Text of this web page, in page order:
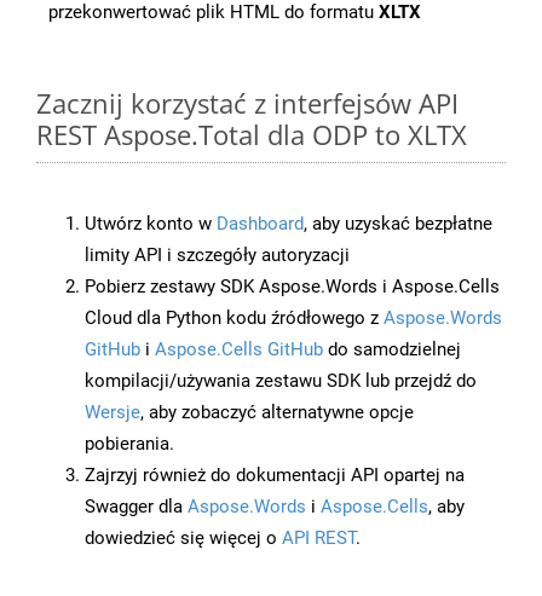
przekonwertować plik HTML do formatu XLTX
Zacznij korzystać z interfejsów API
REST Aspose.Total dla ODP to XLTX
Utwórz konto w Dashboard, aby uzyskać bezpłatne
limity API i szczegóły autoryzacji
Pobierz zestawy SDK Aspose.Words i Aspose.Cells
Cloud dla Python kodu źródłowego z Aspose.Words
GitHub i Aspose.Cells GitHub do samodzielnej
kompilacji/używania zestawu SDK lub przejdź do
Wersje, aby zobaczyć alternatywne opcje
pobierania.
Zajrzyj również do dokumentacji API opartej na
Swagger dla Aspose.Words i Aspose.Cells, aby
dowiedzieć się więcej o API REST.